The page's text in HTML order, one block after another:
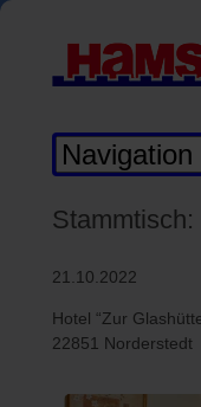
Zielseite
21.10.2022
Hotel “Zur
22851 Norderstedt